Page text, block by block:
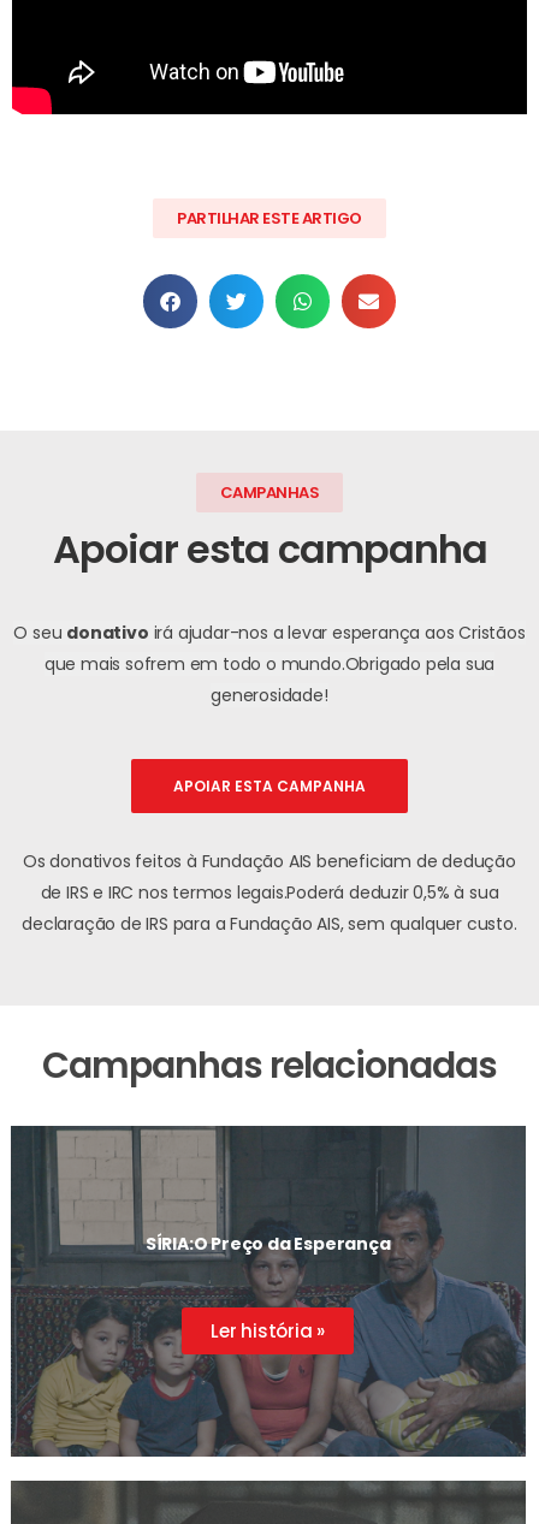
PARTILHAR ESTE ARTIGO
CAMPANHAS
Apoiar esta campanha
O seu donativo irá ajudar-nos a levar esperança aos Cristãos
que mais sofrem em todo o mundo.Obrigado pela sua
generosidade!
APOIAR ESTA CAMPANHA
Os donativos feitos à Fundação AIS beneficiam de dedução
de IRS e IRC nos termos legais.Poderá deduzir 0,5% à sua
declaração de IRS para a Fundação AIS, sem qualquer custo.
Campanhas relacionadas
SÍRIA:O Preço da Esperança
Ler história »